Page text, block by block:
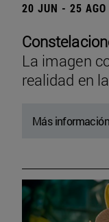
20 JUN - 25 AGO
La imagen
realidad en
Más información